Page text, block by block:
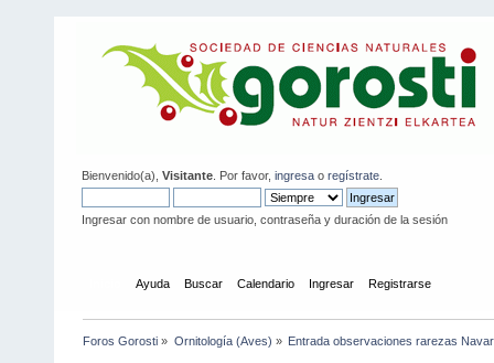
Bienvenido(a), Visitante . Por favor, ingresa o regístrate
Ingresar con nombre de usuario, contraseña y duración de la sesión
Ayuda Buscar Calendario Ingresar Registrarse
Foros Gorosti » Ornitología (Aves) » Entrada observaciones rarezas